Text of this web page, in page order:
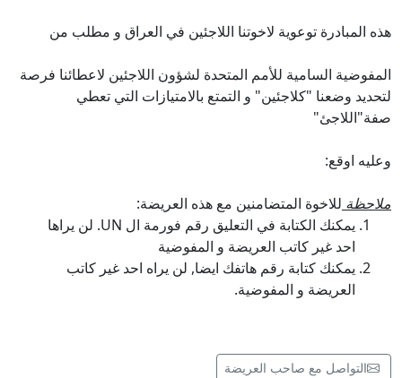
هذه المبادرة توعوية لاخوتنا اللاجئين في العراق و مطلب من
المفوضية السامية للأمم المتحدة لشؤون اللاجئين لاعطائنا فرصة
لتحديد وضعنا "كلاجئين" و التمتع بالامتيازات التي تعطي
صفة"اللاجئ"
وعليه اوقع:
ملاحظة للاخوة المتضامنين مع هذه العريضة:
يمكنك الكتابة في التعليق رقم فورمة ال UN. لن يراها
احد غير كاتب العريضة و المفوضية
يمكنك كتابة رقم هاتفك ايضا, لن يراه احد غير كاتب
العريضة و المفوضية.
التواصل مع صاحب العريضة